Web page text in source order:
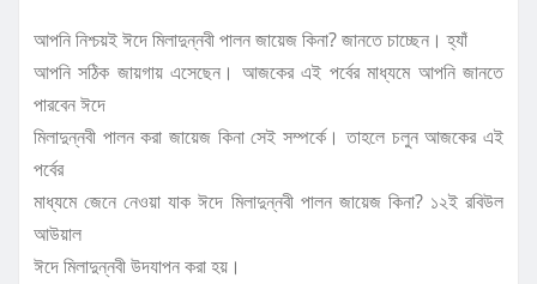
আপনি নিশ্চয়ই ঈদে মিলাদুন্নবী পালন জায়েজ কিনা? জানতে চাচ্ছেন। হ্যাঁ
আপনি সঠিক জায়গায় এসেছেন। আজকের এই পর্বের মাধ্যমে আপনি জানতে
পারবেন ঈদে
মিলাদুন্নবী পালন করা জায়েজ কিনা সেই সম্পর্কে। তাহলে চলুন আজকের এই
পর্বের
মাধ্যমে জেনে নেওয়া যাক ঈদে মিলাদুন্নবী পালন জায়েজ কিনা? ১২ই রবিউল
আউয়াল
ঈদে মিলাদুন্নবী উদযাপন করা হয়।